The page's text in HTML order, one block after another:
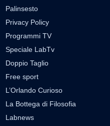
Palinsesto
Privacy Policy
Programmi TV
Speciale LabTv
Doppio Taglio
Free sport
L’Orlando Curioso
La Bottega di Filosofia
Labnews